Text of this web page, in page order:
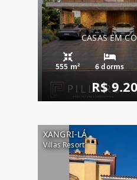
CASAS EM
555 m² 6 dorms
R$
XANGRI-LÁ
Villas Resort